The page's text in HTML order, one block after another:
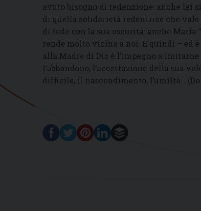
avuto bisogno di redenzione: anche lei
di quella solidarietà redentrice che
di fede con la sua oscurità: anche
rende molto vicina a noi. E quindi – ed
alla Madre di Dio è l’impegno a
l’abbandono, l’accettazione della sua
difficile, il nascondimento, l’umiltà…